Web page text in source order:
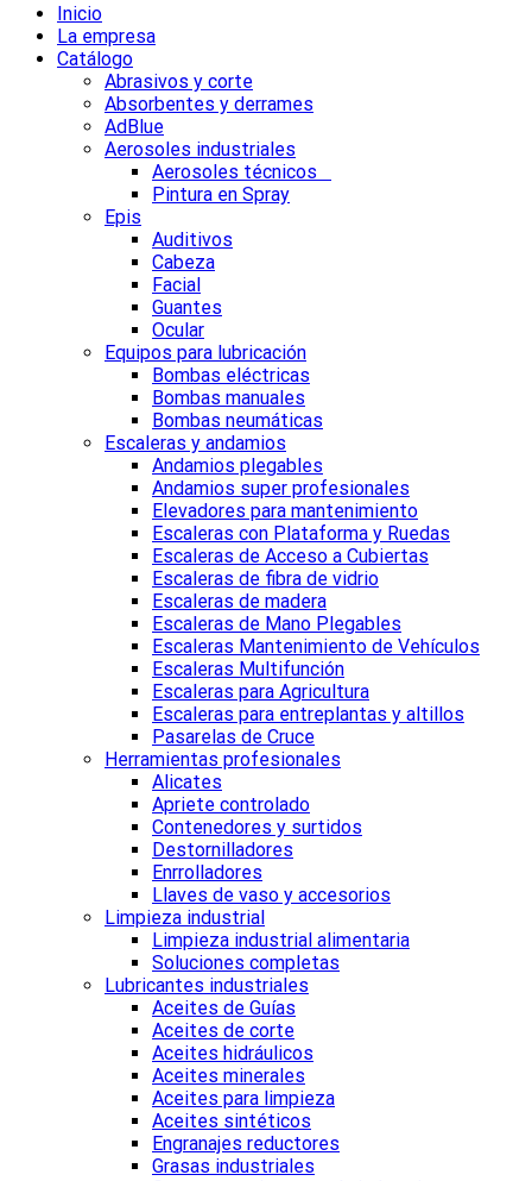
Inicio
La empresa
Catálogo
Abrasivos y corte
Absorbentes y derrames
AdBlue
Aerosoles industriales
Aerosoles técnicos
Pintura en Spray
Epis
Auditivos
Cabeza
Facial
Guantes
Ocular
Equipos para lubricación
Bombas eléctricas
Bombas manuales
Bombas neumáticas
Escaleras y andamios
Andamios plegables
Andamios super profesionales
Elevadores para mantenimiento
Escaleras con Plataforma y Ruedas
Escaleras de Acceso a Cubiertas
Escaleras de fibra de vidrio
Escaleras de madera
Escaleras de Mano Plegables
Escaleras Mantenimiento de Vehículos
Escaleras Multifunción
Escaleras para Agricultura
Escaleras para entreplantas y altillos
Pasarelas de Cruce
Herramientas profesionales
Alicates
Apriete controlado
Contenedores y surtidos
Destornilladores
Enrrolladores
Llaves de vaso y accesorios
Limpieza industrial
Limpieza industrial alimentaria
Soluciones completas
Lubricantes industriales
Aceites de Guías
Aceites de corte
Aceites hidráulicos
Aceites minerales
Aceites para limpieza
Aceites sintéticos
Engranajes reductores
Grasas industriales